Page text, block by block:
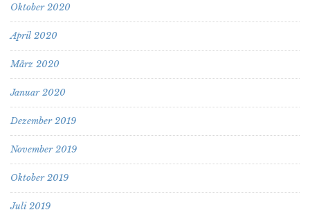
Oktober 2020
April 2020
März 2020
Januar 2020
Dezember 2019
November 2019
Oktober 2019
Juli 2019